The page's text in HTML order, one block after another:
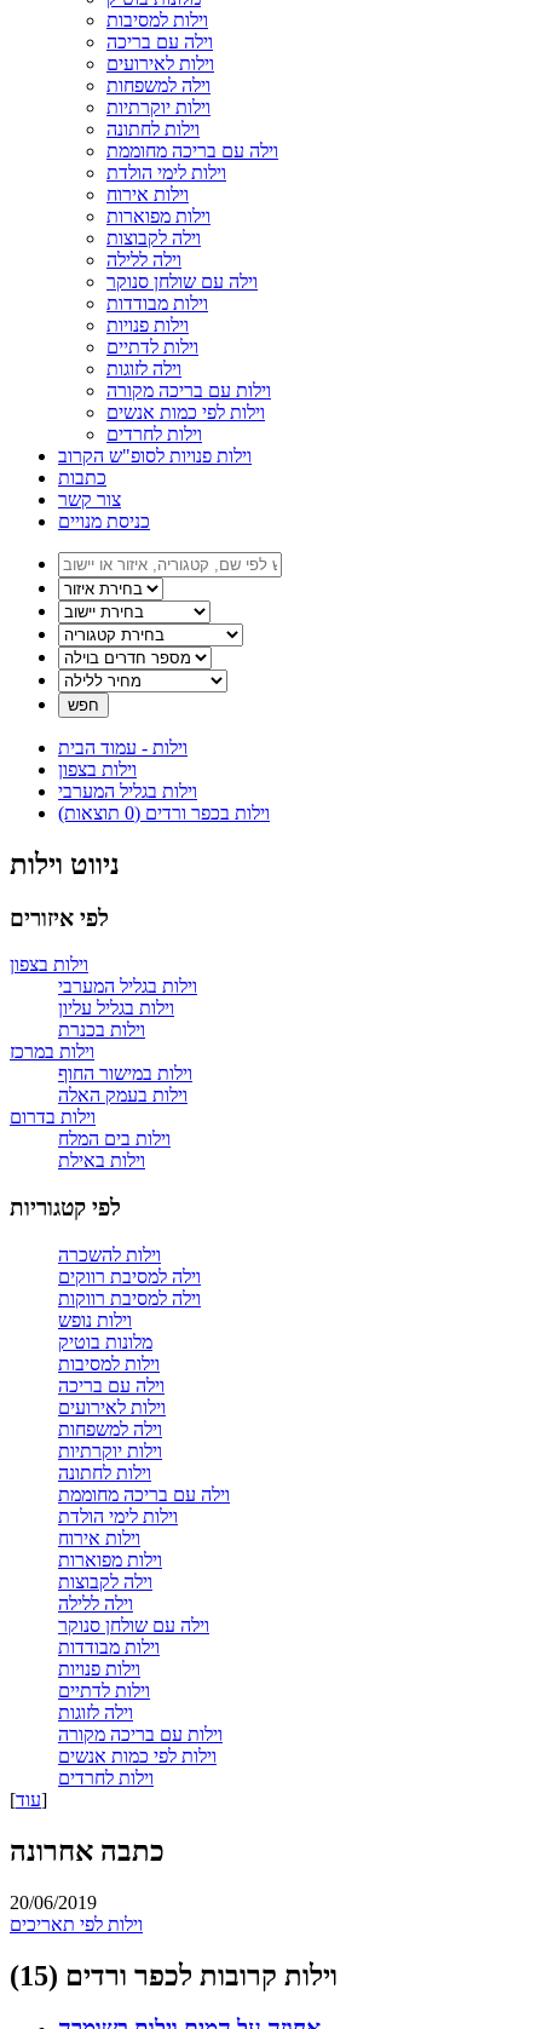
וילות למסיבות
וילה עם בריכה
וילות לאירועים
וילה למשפחות
וילות יוקרתיות
וילות לחתונה
וילה עם בריכה מחוממת
וילות לימי הולדת
וילות אירוח
וילות מפוארות
וילה לקבוצות
וילה ללילה
וילה עם שולחן סנוקר
וילות מבודדות
וילות פנויות
וילות לדתיים
וילה לזוגות
וילות עם בריכה מקורה
וילות לפי כמות אנשים
וילות לחרדים
וילות פנויות לסופ"ש הקרוב
כתבות
צור קשר
כניסת מנויים
וילות - עמוד הבית
וילות בצפון
וילות בגליל המערבי
וילות בכפר ורדים (0 תוצאות)
ניווט וילות
לפי איזורים
וילות בצפון
וילות בגליל המערבי
וילות בגליל עליון
וילות בכנרת
וילות במרכז
וילות במישור החוף
וילות בעמק האלה
וילות בדרום
וילות בים המלח
וילות באילת
לפי קטגוריות
וילות להשכרה
וילה למסיבת רווקים
וילה למסיבת רווקות
וילות נופש
מלונות בוטיק
וילות למסיבות
וילה עם בריכה
וילות לאירועים
וילה למשפחות
וילות יוקרתיות
וילות לחתונה
וילה עם בריכה מחוממת
וילות לימי הולדת
וילות אירוח
וילות מפוארות
וילה לקבוצות
וילה ללילה
וילה עם שולחן סנוקר
וילות מבודדות
וילות פנויות
וילות לדתיים
וילה לזוגות
וילות עם בריכה מקורה
וילות לפי כמות אנשים
וילות לחרדים
[עוד]
כתבה אחרונה
20/06/2019
וילות לפי תאריכים
וילות קרובות לכפר ורדים (15)